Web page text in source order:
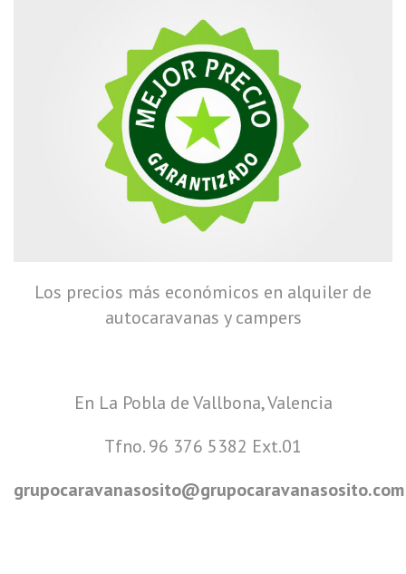
Los precios más económicos en alquiler de
autocaravanas y campers
En La Pobla de Vallbona, Valencia
Tfno. 96 376 5382 Ext.01
grupocaravanasosito@grupocaravanasosito.com